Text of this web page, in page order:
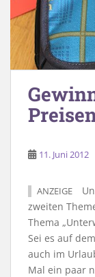
11. Juni 2012
ANZEIGE
zweiten
Thema
Sei es auf
auch im
Mal ein paar